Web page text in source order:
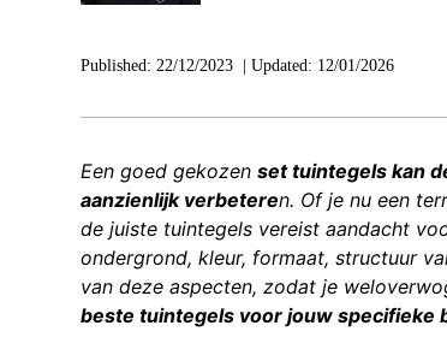
Published: 22/12/2023 Updated: 12/01/2026
Een goed gekozen set tuintegels kan
aanzienlijk verbeteren. Of je nu een
de juiste tuintegels vereist aandacht
ondergrond, kleur, formaat, structuur
van deze aspecten, zodat je
beste tuintegels voor jouw specifieke